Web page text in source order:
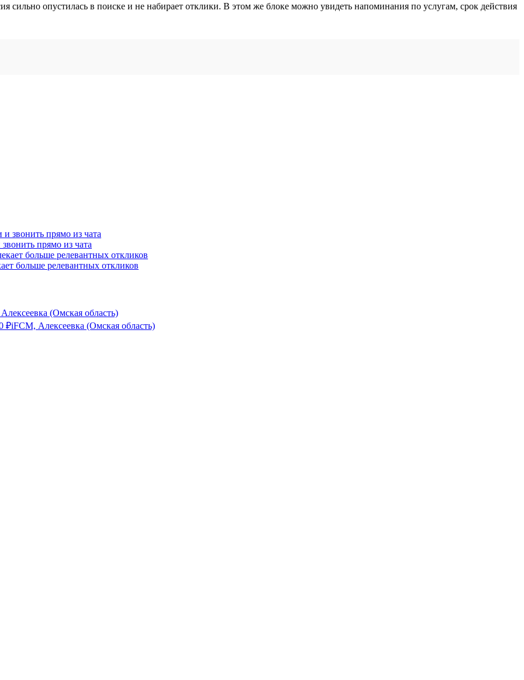
сильно опустилась в поиске и не набирает отклики. В этом же блоке можно увидеть напоминания по услугам, срок действия
прямо из чата
больше релевантных откликов
(Омская область)
₽iFCM, Алексеевка (Омская область)